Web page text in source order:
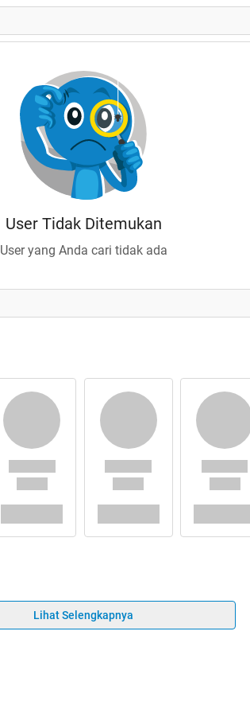
User Tidak Ditemukan
User yang Anda cari tidak ada
Lihat Selengkapnya